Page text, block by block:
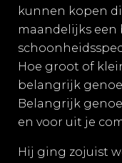
kunnen kopen
maandelijks een
Hoe groot of
belangrijk
Belangrijk
en voor uit je
Hij ging zojuist